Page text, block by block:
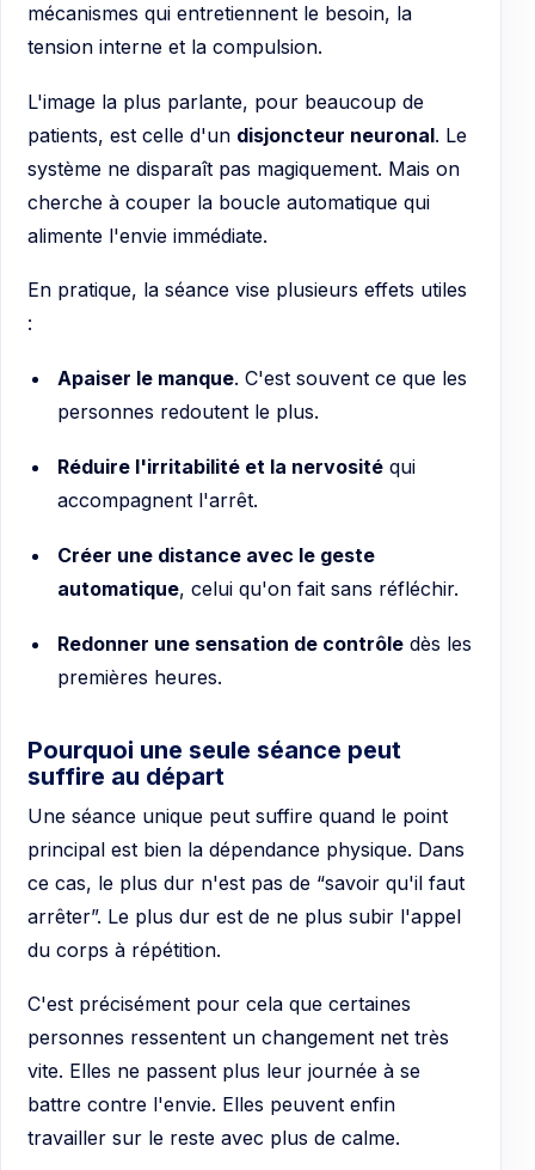
mécanismes qui entretiennent le besoin, la
tension interne et la compulsion.
L'image la plus parlante, pour beaucoup de
patients, est celle d'un disjoncteur neuronal. Le
système ne disparaît pas magiquement. Mais on
cherche à couper la boucle automatique qui
alimente l'envie immédiate.
En pratique, la séance vise plusieurs effets utiles
:
Apaiser le manque. C'est souvent ce que les
personnes redoutent le plus.
Réduire l'irritabilité et la nervositéqui
accompagnent l'arrêt.
Créer une distance avec le geste
automatique, celui qu'on fait sans réfléchir.
Redonner une sensation de contrôledès les
premières heures.
Pourquoi une seule séance peut
suffire au départ
Une séance unique peut suffire quand le point
principal est bien la dépendance physique. Dans
ce cas, le plus dur n'est pas de “savoir qu'il faut
arrêter”. Le plus dur est de ne plus subir l'appel
du corps à répétition.
C'est précisément pour cela que certaines
personnes ressentent un changement net très
vite. Elles ne passent plus leur journée à se
battre contre l'envie. Elles peuvent enfin
travailler sur le reste avec plus de calme.